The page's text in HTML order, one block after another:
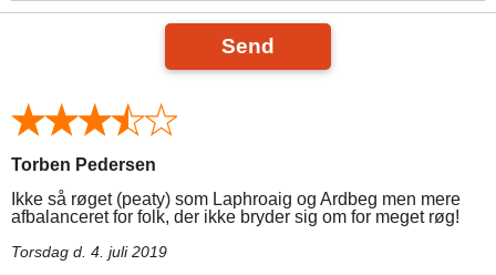
Send
Torben Pedersen
Ikke så røget (peaty) som Laphroaig og Ardbeg men mere
afbalanceret for folk, der ikke bryder sig om for meget røg!
Torsdag d. 4. juli 2019